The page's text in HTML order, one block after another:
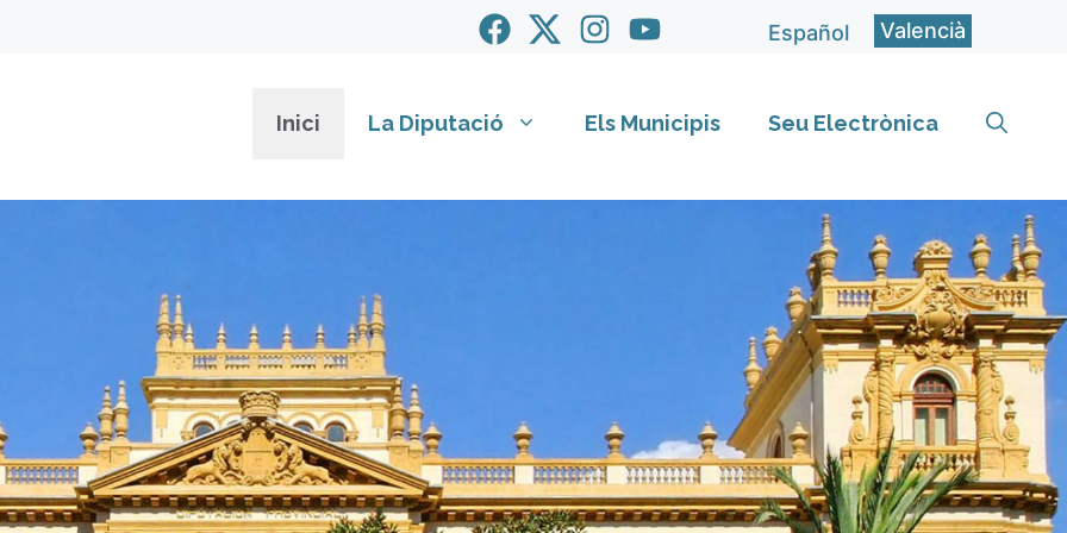
Español Valencià
Inici La Diputació Els Municipis Seu Electrònica